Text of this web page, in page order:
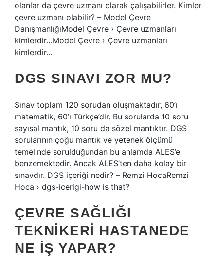
olanlar da çevre uzmanı olarak çalışabilirler. Kimler
çevre uzmanı olabilir? – Model Çevre
DanışmanlığıModel Çevre › Çevre uzmanları
kimlerdir…Model Çevre › Çevre uzmanları
kimlerdir…
DGS SINAVI ZOR MU?
Sınav toplam 120 sorudan oluşmaktadır, 60’ı
matematik, 60’ı Türkçe’dir. Bu sorularda 10 soru
sayısal mantık, 10 soru da sözel mantıktır. DGS
sorularının çoğu mantık ve yetenek ölçümü
temelinde sorulduğundan bu anlamda ALES’e
benzemektedir. Ancak ALES’ten daha kolay bir
sınavdır. DGS içeriği nedir? – Remzi HocaRemzi
Hoca › dgs-icerigi-how is that?
ÇEVRE SAĞLIĞI
TEKNIKERI HASTANEDE
NE IŞ YAPAR?